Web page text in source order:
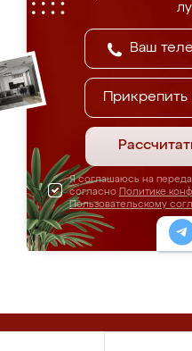
Я соглашаюсь на
согласно Политике
Пользовательскому